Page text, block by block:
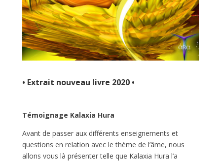
• Extrait nouveau livre 2020 •
Témoignage Kalaxia Hura
Avant de passer aux différents enseignements et
questions en relation avec le thème de l’âme, nous
allons vous là présenter telle que Kalaxia Hura l’a